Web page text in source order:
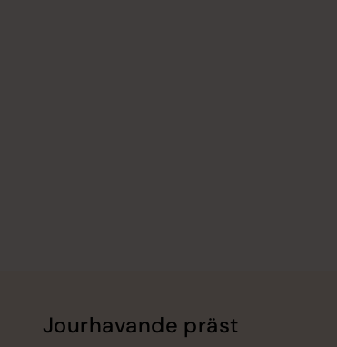
Jourhavande präst